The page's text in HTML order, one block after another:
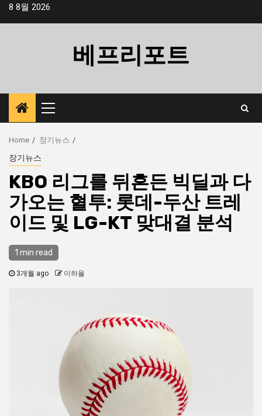
Skip8 8월 2026
베프리포트
Primary
Menu
Home 장기뉴스
장기뉴스
KBO 리그를 뒤흔든 빅딜과 다
가오는 혈투: 롯데-두산 트레
이드 및 LG-KT 맞대결 분석
1 min read
3개월 ago 이하율